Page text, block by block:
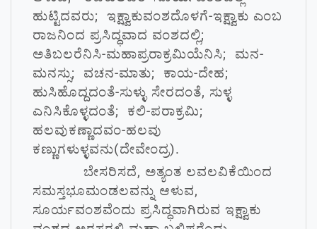
ಹುಟ್ಟಿದವರು; ಇಕ್ಷ್ವಾಕುವಂಶದೊಳಗೆ-ಇಕ್ಷ್ವಾಕು ಎಂಬ
ರಾಜನಿಂದ ಪ್ರಸಿದ್ಧವಾದ ವಂಶದಲ್ಲಿ;
ಅತಿಬಲರೆನಿಸಿ-ಮಹಾಪ್ರರಾಕ್ರಮಿಯೆನಿಸಿ; ಮನ-
ಮನಸ್ಸು; ವಚನ-ಮಾತು; ಕಾಯ-ದೇಹ;
ಹುಸಿಹೊದ್ದದಂತೆ-ಸುಳ್ಳು ಸೇರದಂತೆ, ಸುಳ್ಳ
ಎನಿಸಿಕೊಳ್ಳದಂತೆ; ಕಲಿ-ಪರಾಕ್ರಮಿ;
ಹಲವುಕಣ್ಣಾದವಂ-ಹಲವು
ಕಣ್ಣುಗಳುಳ್ಳವನು(ದೇವೇಂದ್ರ).
ಬೇಸರಿಸದೆ, ಅತ್ಯಂತ ಲವಲವಿಕೆಯಿಂದ
ಸಮಸ್ತಭೂಮಂಡಲವನ್ನು ಆಳುವ,
ಸೂರ್ಯವಂಶವೆಂದು ಪ್ರಸಿದ್ಧವಾಗಿರುವ ಇಕ್ಷ್ವಾಕು